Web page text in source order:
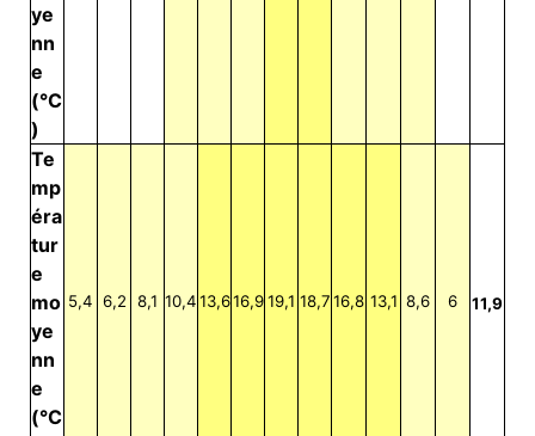
ye
nn
e
(°C
)
Te
mp
éra
tur
e
mo
ye
nn
e
(°C
5,4 6,2 8,1 10,413,616,9 19,1 18,716,8 13,1 8,6 6 11,9